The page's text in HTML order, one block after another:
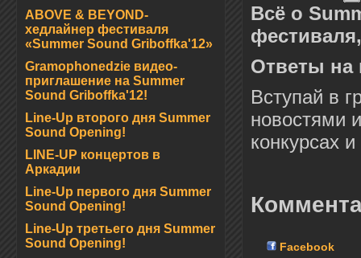
ABOVE & BEYOND-
хедлайнер фестиваля
«Summer Sound Griboffka'12»
Gramophonedzie видео-
приглашение на Summer
Sound Griboffka'12!
Line-Up второго дня Summer
Sound Opening!
LINE-UP концертов в
Аркадии
Line-Up первого дня Summer
Sound Opening!
Line-Up третьего дня Summer
Sound Opening!
Всё о
Ответы на
Вступай в
новостями
конкурсах
Facebook